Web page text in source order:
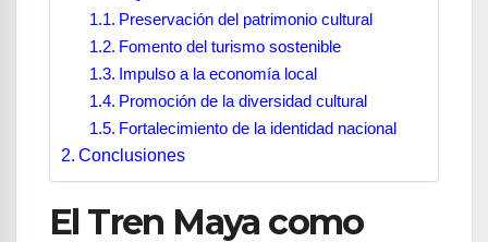
Preservación del patrimonio cultural
Fomento del turismo sostenible
Impulso a la economía local
Promoción de la diversidad cultural
Fortalecimiento de la identidad nacional
Conclusiones
El Tren Maya como